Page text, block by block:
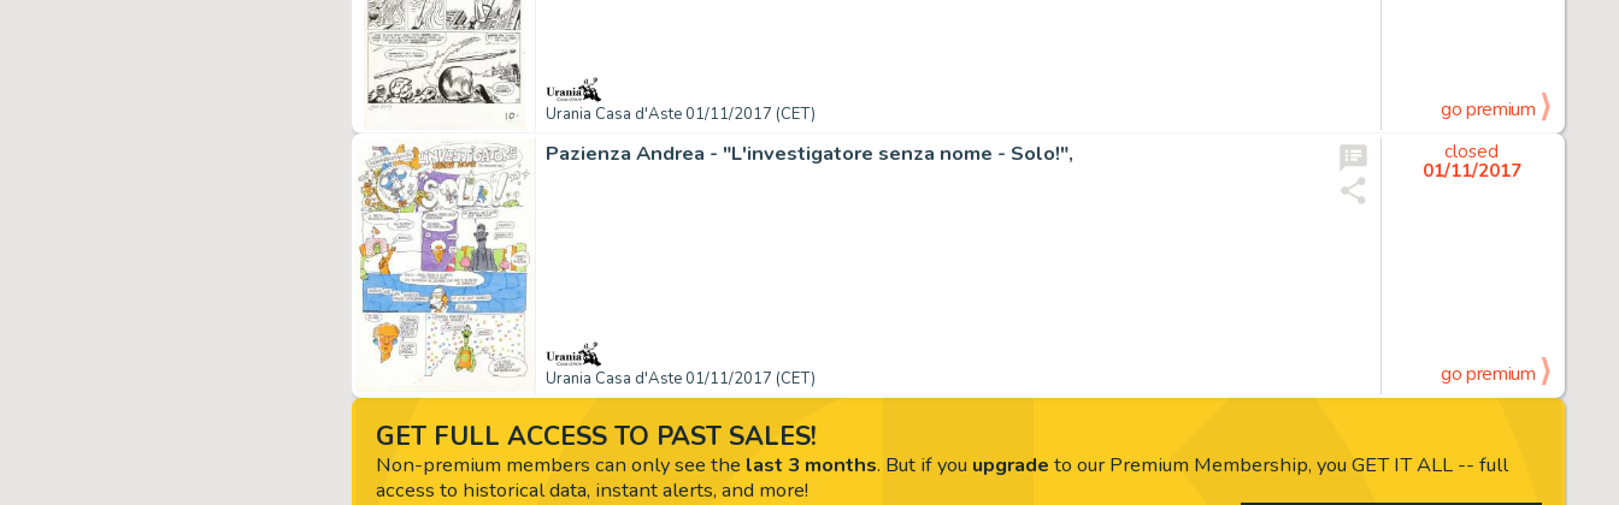
Urania Casa d'Aste 01/11/2017 (CET) go premium
Pazienza Andrea - "L'investigatore senza nome - Solo!",
Urania Casa d'Aste 01/11/2017 (CET)
closed
01/11/2017
go premium
GET FULL ACCESS TO PAST SALES!
Non-premium members can only see the last 3 months. But if you upgrade to our Premium Membership, you GET IT ALL -- full
access to historical data, instant alerts, and more!